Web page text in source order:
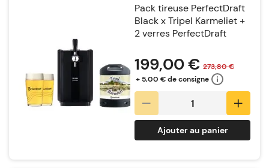
Pack tireuse PerfectDraft
Black x Tripel Karmeliet +
2 verres PerfectDraft
199,00 € 273,80 €
+ 5,00 € de consigne
Ajouter au panier